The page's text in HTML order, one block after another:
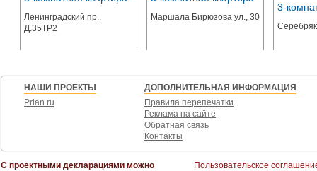
Ленинградский пр.,
Д.35ТР2
Маршала Бирюзова ул., 30
3-
НАШИ ПРОЕКТЫ
Prian.ru
ДОПОЛНИТЕЛЬНАЯ ИНФОРМАЦИЯ
Правила перепечатки
Реклама на сайте
Обратная связь
Контакты
С проектными декларациями можно
Пользовательское